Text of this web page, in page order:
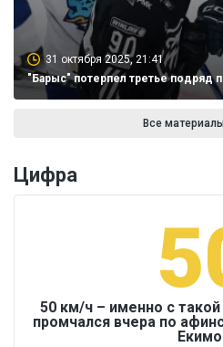
31 октября 2025, 21:41
"Барыс" потерпел третье подряд
Все
Цифра
50 км/ч – именно с
промчался вчера по